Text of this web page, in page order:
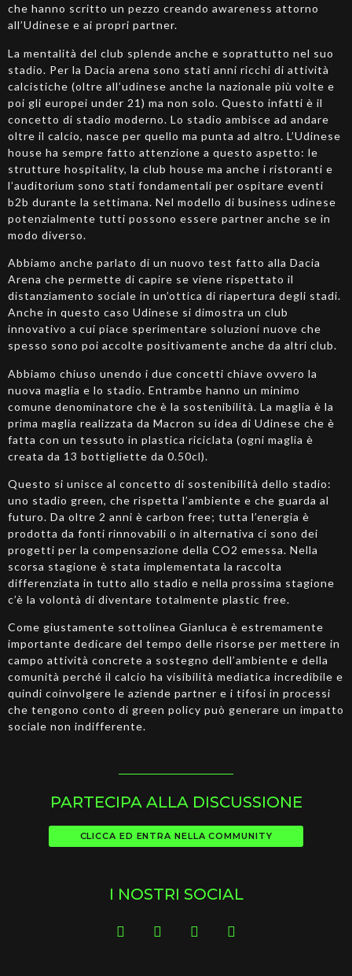
che hanno scritto un pezzo creando awareness attorno
all’Udinese e ai propri partner.
La mentalità del club splende anche e soprattutto nel suo
stadio. Per la Dacia arena sono stati anni ricchi di attività
calcistiche (oltre all’udinese anche la nazionale più volte e
poi gli europei under 21) ma non solo. Questo infatti è il
concetto di stadio moderno. Lo stadio ambisce ad andare
oltre il calcio, nasce per quello ma punta ad altro. L’Udinese
house ha sempre fatto attenzione a questo aspetto: le
strutture hospitality, la club house ma anche i ristoranti e
l’auditorium sono stati fondamentali per ospitare eventi
b2b durante la settimana. Nel modello di business udinese
potenzialmente tutti possono essere partner anche se in
modo diverso.
Abbiamo anche parlato di un nuovo test fatto alla Dacia
Arena che permette di capire se viene rispettato il
distanziamento sociale in un’ottica di riapertura degli stadi.
Anche in questo caso Udinese si dimostra un club
innovativo a cui piace sperimentare soluzioni nuove che
spesso sono poi accolte positivamente anche da altri club.
Abbiamo chiuso unendo i due concetti chiave ovvero la
nuova maglia e lo stadio. Entrambe hanno un minimo
comune denominatore che è la sostenibilità. La maglia è la
prima maglia realizzata da Macron su idea di Udinese che è
fatta con un tessuto in plastica riciclata (ogni maglia è
creata da 13 bottigliette da 0.50cl).
Questo si unisce al concetto di sostenibilità dello stadio:
uno stadio green, che rispetta l’ambiente e che guarda al
futuro. Da oltre 2 anni è carbon free; tutta l’energia è
prodotta da fonti rinnovabili o in alternativa ci sono dei
progetti per la compensazione della CO2 emessa. Nella
scorsa stagione è stata implementata la raccolta
differenziata in tutto allo stadio e nella prossima stagione
c’è la volontà di diventare totalmente plastic free.
Come giustamente sottolinea Gianluca è estremamente
importante dedicare del tempo delle risorse per mettere in
campo attività concrete a sostegno dell’ambiente e della
comunità perché il calcio ha visibilità mediatica incredibile e
quindi coinvolgere le aziende partner e i tifosi in processi
che tengono conto di green policy può generare un impatto
sociale non indifferente.
PARTECIPA ALLA DISCUSSIONE
CLICCA ED ENTRA NELLA COMMUNITY
I NOSTRI SOCIAL